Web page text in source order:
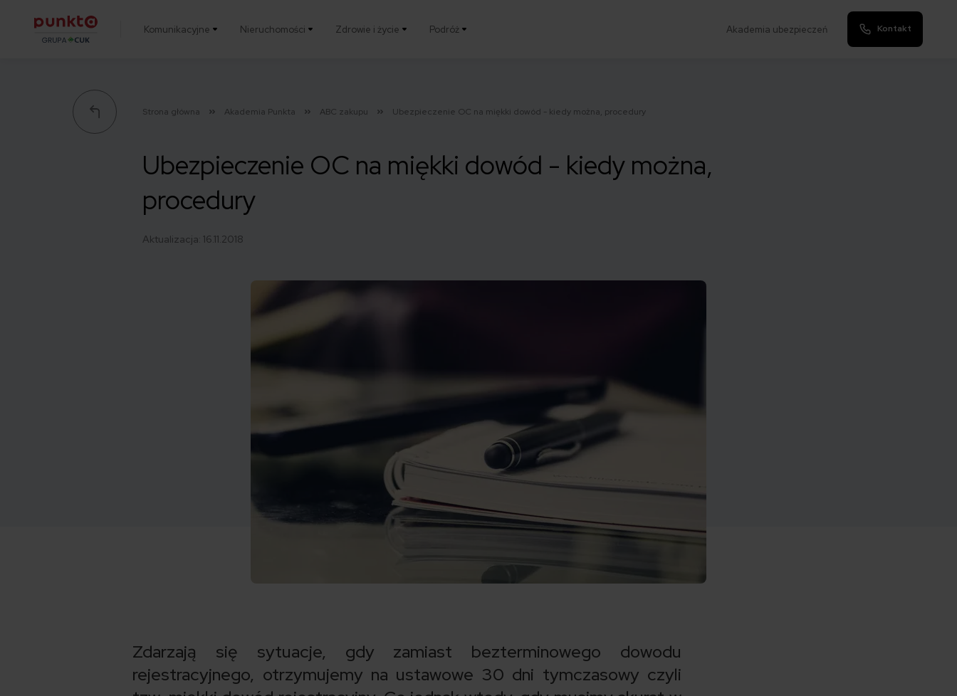
Komunikacyjne Nieruchomości Zdrowie i życie Podróż Akademia ubezpieczeń Kontakt
Strona główna Akademia Punkta ABC zakupu Ubezpieczenie OC na miękki dowód - kiedy można, procedury
Ubezpieczenie OC na miękki dowód - kiedy można,
procedury
Aktualizacja: 16.11.2018
Zdarzają się sytuacje, gdy zamiast bezterminowego dowodu
rejestracyjnego, otrzymujemy na ustawowe 30 dni tymczasowy czyli